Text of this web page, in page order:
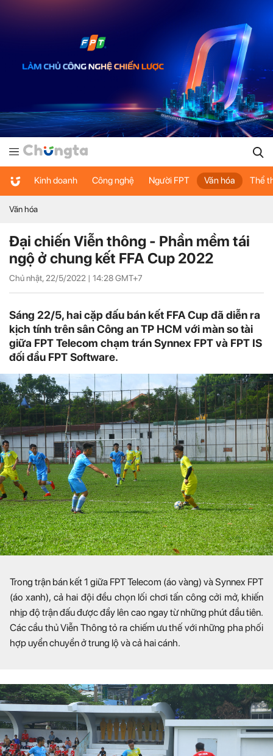
Kinh doanh Công nghệ Người FPT Văn hóa Thể
Văn hóa
Đại chiến Viễn thông - Phần mềm tái
ngộ ở chung kết FFA Cup 2022
Chủ nhật, 22/5/2022 | 14:28GMT+7
Sáng 22/5, hai cặp đấu bán kết FFA Cup đã diễn ra
kịch tính trên sân Công an TP HCM với màn so tài
giữa FPT Telecom chạm trán Synnex FPT và FPT IS
đối đầu FPT Software.
Trong trận bán kết 1 giữa FPT Telecom (áo vàng) và Synnex FPT
(áo xanh), cả hai đội đều chọn lối chơi tấn công cởi mở, khiến
nhịp độ trận đấu được đẩy lên cao ngay từ những phút đầu tiên.
Các cầu thủ Viễn Thông tỏ ra chiếm ưu thế với những pha phối
hợp uyển chuyển ở trung lộ và cả hai cánh.